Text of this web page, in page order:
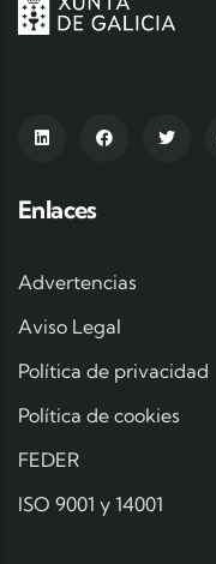
Enlaces
Advertencias
Aviso Legal
Política de privacidad
Política de cookies
FEDER
ISO 9001 y 14001